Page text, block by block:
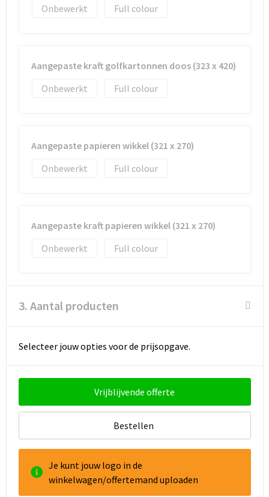
Onbewerkt
Full colour
Aangepaste kraft golfkartonnen doos (323 x 420)
Onbewerkt
Full colour
Aangepaste papieren wikkel (321 x 270)
Onbewerkt
Full colour
Aangepaste kraft papieren wikkel (321 x 270)
Onbewerkt
Full colour
3. Aantal producten
Selecteer jouw opties voor de prijsopgave.
Vrijblijvende offerte
Bestellen
Je kunt jouw logo in de
winkelwagen/offertemand uploaden